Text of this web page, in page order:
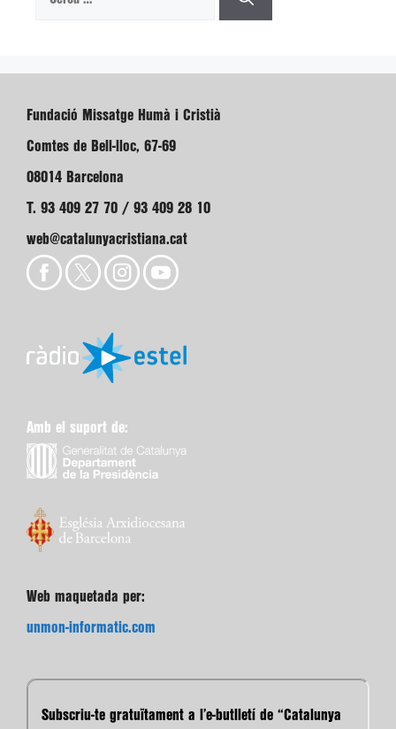
Fundació Missatge Humà i Cristià
Comtes de Bell-lloc, 67-69
08014 Barcelona
T. 93 409 27 70 / 93 409 28 10
web@catalunyacristiana.cat
Amb el suport de:
Web maquetada per:
unmon-informatic.com
Subscriu-te gratuïtament a l’e-butlletí de “Catalunya